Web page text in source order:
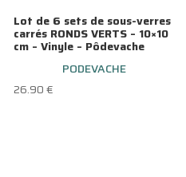
Lot de 6 sets de sous-verres
carrés RONDS VERTS – 10×10
cm – Vinyle – Pôdevache
PODEVACHE
26.90€